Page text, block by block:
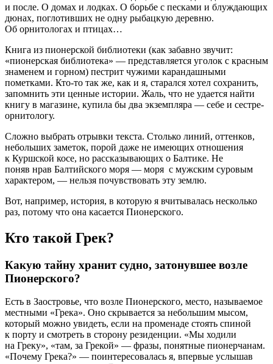
и после. О домах и лодках. О борьбе с песками и блуждающих
дюнах, поглотивших не одну рыбацкую деревню.
Об орнитологах и птицах…
Книга из пионерской библиотеки (как забавно звучит:
«пионерская библиотека» — представляется уголок с красным
знаменем и горном) пестрит чужими карандашными
пометками. Кто-то так же, как и я, старался хотел сохранить,
запомнить эти ценные истории. Жаль, что не удается найти
книгу в магазине, купила бы два экземпляра — себе и сестре-
орнитологу.
Сложно выбрать отрывки текста. Столько линий, оттенков,
небольших заметок, порой даже не имеющих отношения
к Куршской косе, но рассказывающих о Балтике. Не
поняв нрав Балтийского моря — моря с мужским суровым
характером, — нельзя почувствовать эту землю.
Вот, например, история, в которую я вчитывалась несколько
раз, потому что она касается Пионерского.
Кто такой Грек?
Какую тайну хранит судно, затонувшее возле
Пионерского?
Есть в Заостровье, что возле Пионерского, место, называемое
местными «Грека». Оно скрывается за небольшим мысом,
который можно увидеть, если на променаде стоять спиной
к порту и смотреть в сторону резиденции. «Мы ходили
на Греку», «там, за Грекой» — фразы, понятные пионерчанам.
«Почему Грека?» — поинтересовалась я, впервые услышав